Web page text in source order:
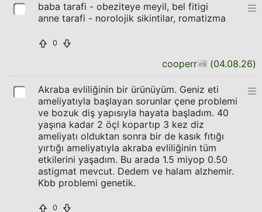
baba tarafi - obeziteye meyil, bel fitigi
anne tarafi - norolojik sikintilar, romatizma
0
cooperr (04.08.26)
Akraba evliliğinin bir ürünüyüm. Geniz eti
ameliyatıyla başlayan sorunlar çene problemi
ve bozuk diş yapısıyla hayata başladım. 40
yaşına kadar 2 öçl kopartıp 3 kez diz
ameliyatı olduktan sonra bir de kasık fıtığı
yırtığı ameliyatıyla akraba evliliğinin tüm
etkilerini yaşadım. Bu arada 1.5 miyop 0.50
astigmat mevcut. Dedem ve halam alzhemir.
Kbb problemi genetik.
0